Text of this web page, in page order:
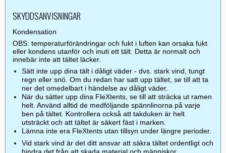
SKYDDSANVISNINGAR
Kondensation
OBS: temperaturförändringar och fukt i luften kan orsaka fukt
eller kondens utanför och inuti ett tält. Detta är normalt och
innebär inte att tältet läcker.
Sätt inte upp dina tält i dåligt väder - dvs. stark vind, tungt
regn eller snö. Om du redan har satt upp tältet, se till att ta
ner det omedelbart i händelse av dåligt väder.
När du sätter upp dina FleXtents, se till att sträcka ut ramen
helt. Använd alltid de medföljande spännlinorna på varje
ben på tältet. Kontrollera också att takduken är helt
utsträckt och att tältet är säkert fäst i marken.
Lämna inte era FleXtents utan tillsyn under längre perioder.
Vid stark vind är det ditt ansvar att säkra tältet ordentligt och